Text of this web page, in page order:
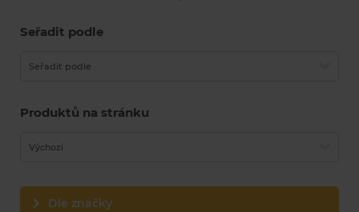
Seřadit podle
Seřadit podle
Produktů na stránku
Výchozí
Dle značky